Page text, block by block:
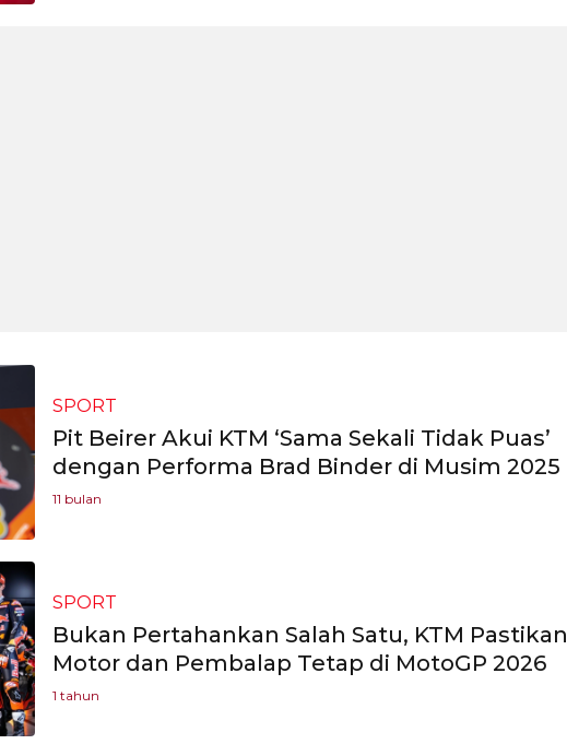
SPORT
Pit Beirer Akui KTM ‘Sama Sekali Tidak Puas’
dengan Performa Brad Binder di Musim 2025
11 bulan
SPORT
Bukan Pertahankan Salah Satu, KTM Pastikan
Motor dan Pembalap Tetap di MotoGP 2026
1 tahun